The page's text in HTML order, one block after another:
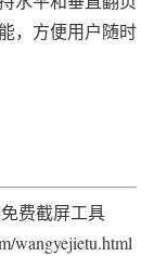
，方便用户随时
费截屏工具
wangyejietu.html